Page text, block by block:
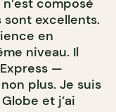
composé
excellents.
en
niveau. Il
—
plus. Je suis
et j’ai